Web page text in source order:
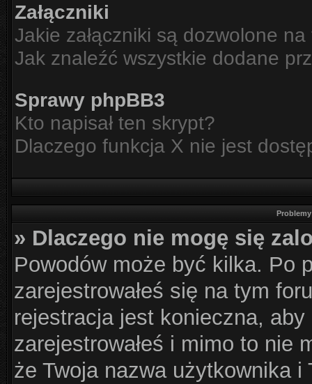
Załączniki
Jakie załączniki są dozwolone
Jak znaleźć wszystkie dodane
Sprawy phpBB3
Kto napisał ten skrypt?
Dlaczego funkcja X nie jest
» Dlaczego nie mogę się
Powodów może być kilka. Po
zarejestrowałeś się na tym
rejestracja jest konieczna,
zarejestrowałeś i mimo to nie
że Twoja nazwa użytkownika i